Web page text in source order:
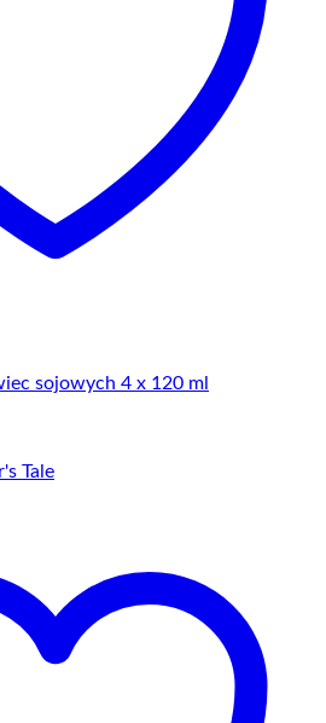
sojowych 4 x 120 ml